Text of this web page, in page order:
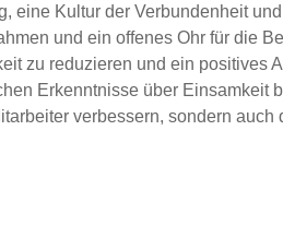
eine Kultur der Verbundenheit
und ein offenes Ohr für die
zu reduzieren und ein positives
Erkenntnisse über Einsamkeit
verbessern, sondern auch